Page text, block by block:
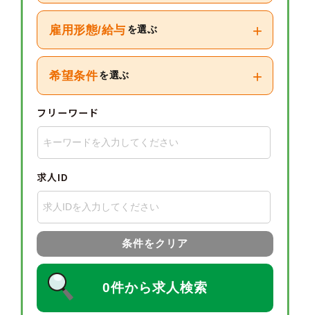
雇用形態/給与 を選ぶ +
希望条件 を選ぶ +
フリーワード
求人ID
条件をクリア
0件から求人検索